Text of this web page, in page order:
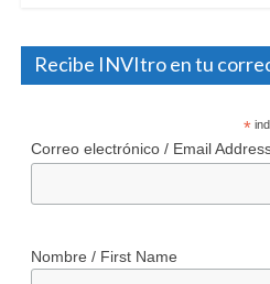
200 Barrios: Programa Integral de